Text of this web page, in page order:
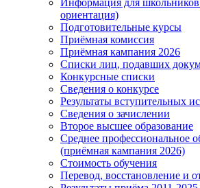
Информация для школьников
ориентация)
Подготовительные курсы
Приёмная комиссия
Приёмная кампания 2026
Списки лиц, подавших
Конкурсные списки
Сведения о конкурсе
Результаты вступительных
Сведения о зачислении
Второе высшее образование
Среднее профессиональное
(приёмная кампания 2026)
Стоимость обучения
Перевод, восстановление и